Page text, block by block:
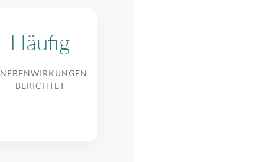
Häufig
NEBENWIRKUNGEN
BERICHTET